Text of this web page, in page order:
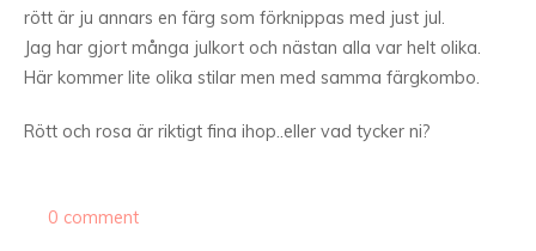
rött är ju annars en färg som förknippas med just jul.
Jag har gjort många julkort och nästan alla var helt olika.
Här kommer lite olika stilar men med samma färgkombo.
Rött och rosa är riktigt fina ihop..eller vad tycker ni?
0 comment